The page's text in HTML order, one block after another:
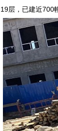
19层，已建近700